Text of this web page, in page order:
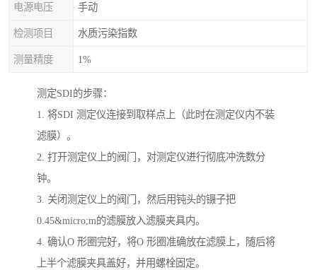
电源电压 手动
检测项目 水质污染指数
测量精度 1%
测定SDI的步骤：
1. 将SDI 测定仪连接到取样点上（此时在测定仪内不装
滤膜）。
2. 打开测定仪上的阀门，对测定仪进行彻底冲洗数分
钟。
3. 关闭测定仪上的阀门，然后用钝头的镊子把
0.45&micro;m的滤膜放入滤膜夹具内。
4. 确认O 形圈完好，将O 形圈准确放在滤膜上，随后将
上半个滤膜夹具盖好，并用螺栓固定。